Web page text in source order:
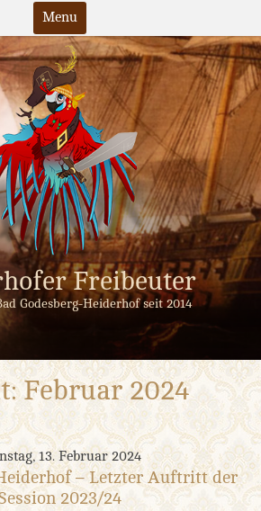
Menu
Freibeuter
Godesberg-Heiderhof seit 2014
Februar 2024
13. Februar 2024
– Letzter Auftritt der
2023/24